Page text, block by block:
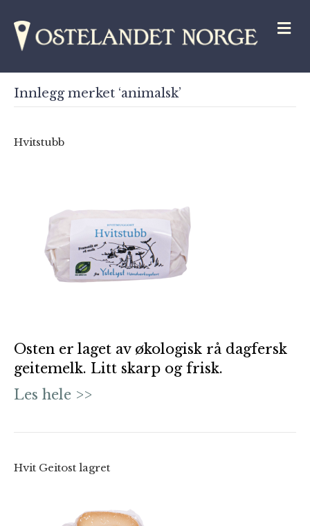
Innlegg merket ‘animalsk’
Hvitstubb
Osten er laget av økologisk rå dagfersk
geitemelk. Litt skarp og frisk.
Les hele >>
Hvit Geitost lagret